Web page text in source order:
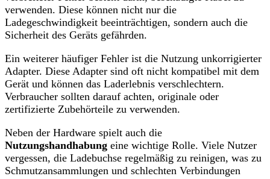
verwenden. Diese können nicht nur die
Ladegeschwindigkeit beeinträchtigen, sondern auch die
Sicherheit des Geräts gefährden.
Ein weiterer häufiger Fehler ist die Nutzung unkorrigierter
Adapter. Diese Adapter sind oft nicht kompatibel mit dem
Gerät und können das Laderlebnis verschlechtern.
Verbraucher sollten darauf achten, originale oder
zertifizierte Zubehörteile zu verwenden.
Neben der Hardware spielt auch die
Nutzungshandhabung eine wichtige Rolle. Viele Nutzer
vergessen, die Ladebuchse regelmäßig zu reinigen, was zu
Schmutzansammlungen und schlechten Verbindungen